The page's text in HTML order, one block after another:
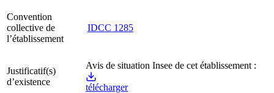
Convention
collective de
l’établissement
IDCC 1285
Justificatif(s)
d’existence
Avis de situation Insee de cet établissement :
télécharger